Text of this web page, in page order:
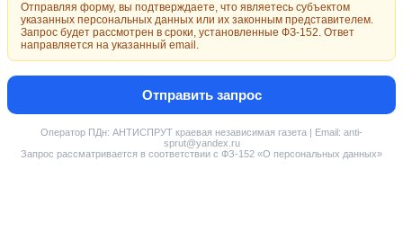
Отправляя форму, вы подтверждаете, что являетесь субъектом
указанных персональных данных или их законным представителем.
Запрос будет рассмотрен в сроки, установленные ФЗ-152. Ответ
направляется на указанный email.
Отправить запрос
Оператор ПДн: АНТИСПРУТ краевая независимая газета | Email: anti-
sprut@yandex.ru
Запрос рассматривается в соответствии с ФЗ-152 «О персональных данных»